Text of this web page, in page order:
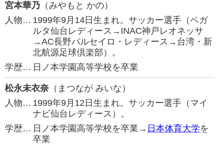
宮本華乃 （みやもと かの）
人物… 1999年9月14日生まれ。サッカー選手（ベガ
ルタ仙台レディース→INAC神戸レオネッサ
→AC長野パルセイロ・レディース→台湾・新
北航源足球倶楽部）。
学歴… 日ノ本学園高等学校を卒業
松永未衣奈 （まつなが みいな）
人物… 1999年9月12日生まれ。サッカー選手（マイ
ナビ仙台レディース）。
学歴… 日ノ本学園高等学校を卒業→ 日本体育大学を
卒業